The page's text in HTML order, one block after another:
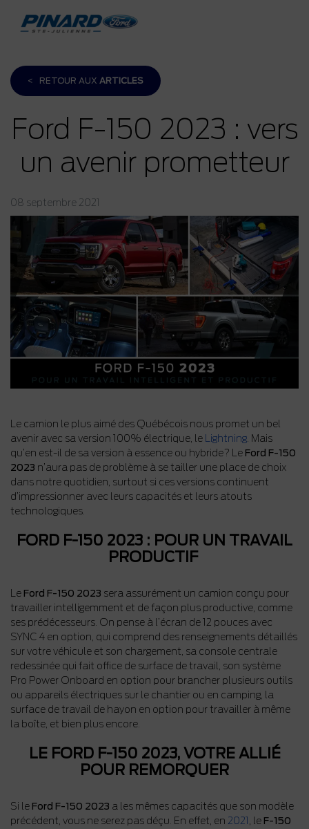
< RETOUR AUX ARTICLES
Ford F-150 2023 : vers
un avenir prometteur
08 septembre 2021
Le camion le plus aimé des Québécois nous promet un bel
avenir avec sa version 100% électrique, le Lightning. Mais
qu’en est-il de sa version à essence ou hybride? Le Ford F-150
2023 n’aura pas de problème à se tailler une place de choix
dans notre quotidien, surtout si ces versions continuent
d’impressionner avec leurs capacités et leurs atouts
technologiques.
FORD F-150 2023 : POUR UN TRAVAIL
PRODUCTIF
Le Ford F-150 2023 sera assurément un camion conçu pour
travailler intelligemment et de façon plus productive, comme
ses prédécesseurs. On pense à l’écran de 12 pouces avec
SYNC 4 en option, qui comprend des renseignements détaillés
sur votre véhicule et son chargement, sa console centrale
redessinée qui fait office de surface de travail, son système
Pro Power Onboard en option pour brancher plusieurs outils
ou appareils électriques sur le chantier ou en camping, la
surface de travail de hayon en option pour travailler à même
la boîte, et bien plus encore.
LE FORD F-150 2023, VOTRE ALLIÉ
POUR REMORQUER
Si le Ford F-150 2023 a les mêmes capacités que son modèle
précédent, vous ne serez pas déçu. En effet, en 2021 , le F-150